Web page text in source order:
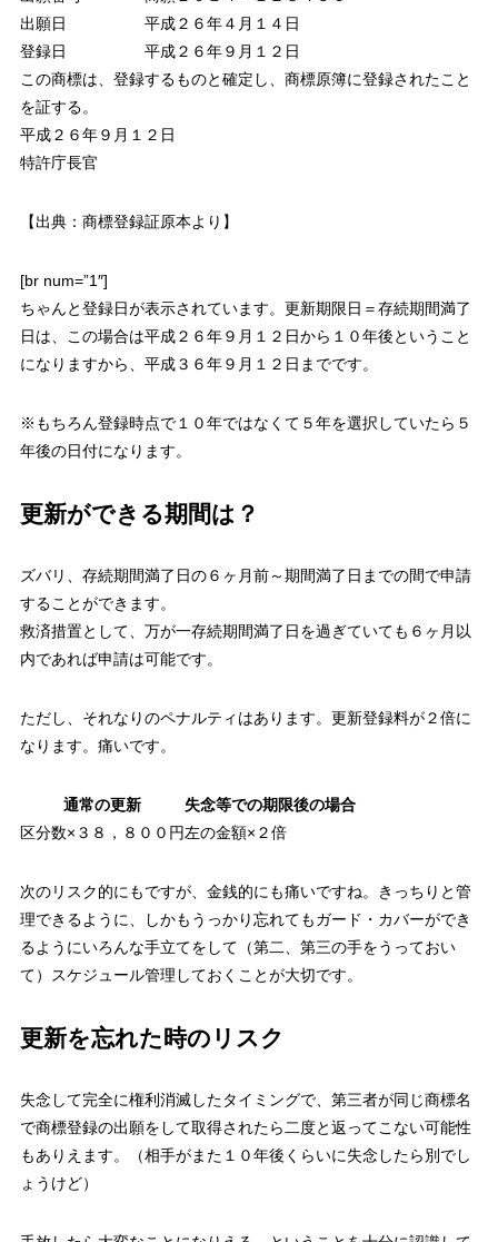
出願日 平成２６年４月１４日
登録日 平成２６年９月１２日
この商標は、登録するものと確定し、商標原簿に登録されたこと
を証する。
平成２６年９月１２日
特許庁長官
【出典：商標登録証原本より】
[br num=”1″]
ちゃんと登録日が表示されています。更新期限日＝存続期間満了
日は、この場合は平成２６年９月１２日から１０年後ということ
になりますから、平成３６年９月１２日までです。
※もちろん登録時点で１０年ではなくて５年を選択していたら５
年後の日付になります。
更新ができる期間は？
ズバリ、存続期間満了日の６ヶ月前～期間満了日までの間で申請
することができます。
救済措置として、万が一存続期間満了日を過ぎていても６ヶ月以
内であれば申請は可能です。
ただし、それなりのペナルティはあります。更新登録料が２倍に
なります。痛いです。
通常の更新
失念等での期限後の場合
区分数×３８，８００円左の金額×２倍
次のリスク的にもですが、金銭的にも痛いですね。きっちりと管
理できるように、しかもうっかり忘れてもガード・カバーができ
るようにいろんな手立てをして（第二、第三の手をうっておい
て）スケジュール管理しておくことが大切です。
更新を忘れた時のリスク
失念して完全に権利消滅したタイミングで、第三者が同じ商標名
で商標登録の出願をして取得されたら二度と返ってこない可能性
もありえます。（相手がまた１０年後くらいに失念したら別でし
ょうけど）